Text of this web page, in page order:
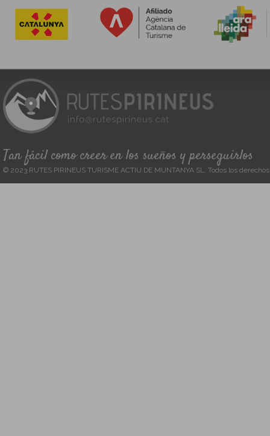
Tan fácil como creer en los sueños y perseguirlos
© 2023 RUTES PIRINEUS TURISME ACTIU DE MUNTANYA SL. Todos los